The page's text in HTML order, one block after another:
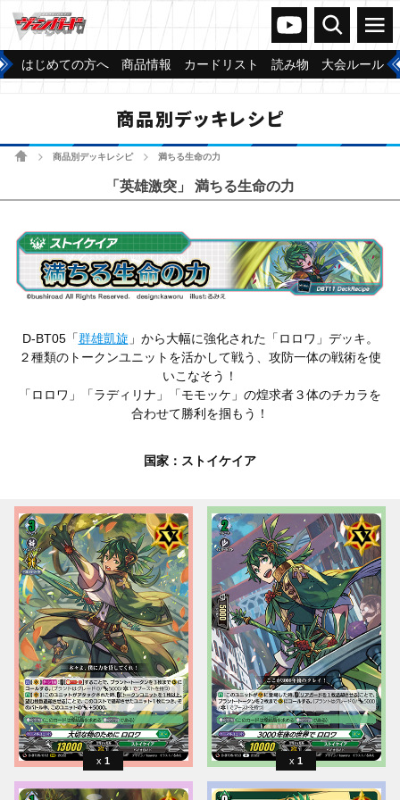
ヴァンガードch
検索 メニュー
はじめての方へ 商品情報 カードリスト 読み物 大会ルール
商品別デッキレシピ
ホーム商品別デッキレシピ 満ちる生命の力
「英雄激突」 満ちる生命の力
D-BT05「群雄凱旋 」から大幅に強化された「ロロワ」デッキ。
２種類のトークンユニットを活かして戦う、攻防一体の戦術を使
いこなそう！
「ロロワ」「ラディリナ」「モモッケ」の煌求者３体のチカラを
合わせて勝利を掴もう！
国家：ストイケイア
1 1